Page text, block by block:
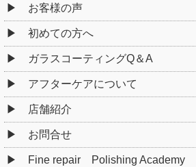
お客様の声
初めての方へ
ガラスコーティングQ＆A
アフターケアについて
店舗紹介
お問合せ
Fine repair Polishing Academy